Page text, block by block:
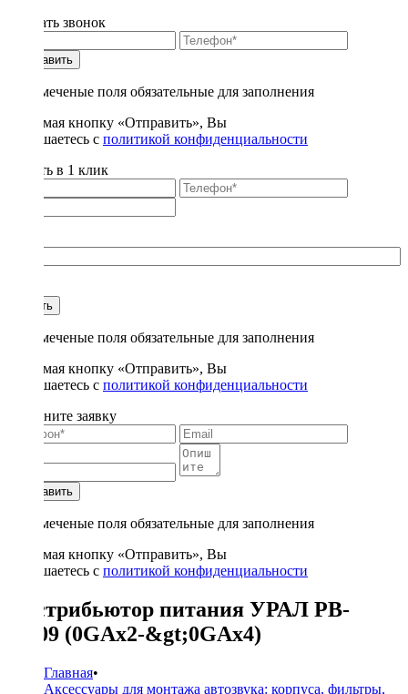
Заказать звонок
Отправить
* - отмеченые поля обязательные для заполнения
Нажимая кнопку «Отправить», Вы
соглашаетесь с политикой конфиденциальности
Купить в 1 клик
Купить
* - отмеченые поля обязательные для заполнения
Нажимая кнопку «Отправить», Вы
соглашаетесь с политикой конфиденциальности
Заполните заявку
Отправить
* - отмеченые поля обязательные для заполнения
Нажимая кнопку «Отправить», Вы
соглашаетесь с политикой конфиденциальности
Дистрибьютор питания УРАЛ PB-
DB09 (0GAx2-&gt;0GAx4)
Главная•
Аксессуары для монтажа автозвука: корпуса, фильтры,